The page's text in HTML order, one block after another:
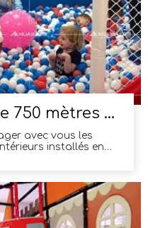
Le terrain de jeu de 750 mètres carrés de Californie, aux États-Unis
avec vous les
installés en